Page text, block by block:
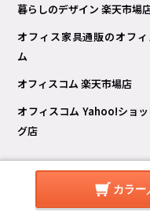
カラー
暮らしのデザイン 楽天市場
オフィス家具通販のオフィ
ム
オフィスコム 楽天市場店
オフィスコム Yahoo!ショ
グ店
© copyright 暮ら